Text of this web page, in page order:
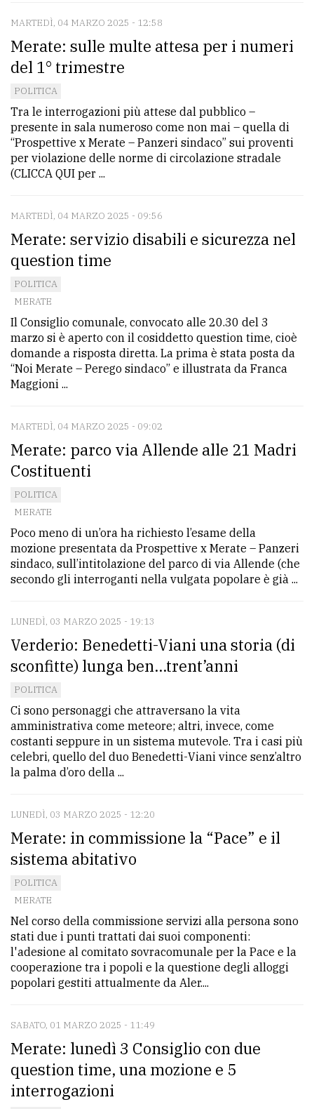
MARTEDÌ, 04 MARZO 2025 - 12:58
Merate: sulle multe attesa per i numeri
del 1° trimestre
POLITICA
Tra le interrogazioni più attese dal pubblico –
presente in sala numeroso come non mai – quella di
“Prospettive x Merate – Panzeri sindaco” sui proventi
per violazione delle norme di circolazione stradale
(CLICCA QUI per ...
MARTEDÌ, 04 MARZO 2025 - 09:56
Merate: servizio disabili e sicurezza nel
question time
POLITICA
MERATE
Il Consiglio comunale, convocato alle 20.30 del 3
marzo si è aperto con il cosiddetto question time, cioè
domande a risposta diretta. La prima è stata posta da
“Noi Merate – Perego sindaco” e illustrata da Franca
Maggioni ...
MARTEDÌ, 04 MARZO 2025 - 09:02
Merate: parco via Allende alle 21 Madri
Costituenti
POLITICA
MERATE
Poco meno di un’ora ha richiesto l’esame della
mozione presentata da Prospettive x Merate – Panzeri
sindaco, sull’intitolazione del parco di via Allende (che
secondo gli interroganti nella vulgata popolare è già ...
LUNEDÌ, 03 MARZO 2025 - 19:13
Verderio: Benedetti-Viani una storia (di
sconfitte) lunga ben...trent’anni
POLITICA
Ci sono personaggi che attraversano la vita
amministrativa come meteore; altri, invece, come
costanti seppure in un sistema mutevole. Tra i casi più
celebri, quello del duo Benedetti-Viani vince senz’altro
la palma d’oro della ...
LUNEDÌ, 03 MARZO 2025 - 12:20
Merate: in commissione la “Pace” e il
sistema abitativo
POLITICA
MERATE
Nel corso della commissione servizi alla persona sono
stati due i punti trattati dai suoi componenti:
l'adesione al comitato sovracomunale per la Pace e la
cooperazione tra i popoli e la questione degli alloggi
popolari gestiti attualmente da Aler....
SABATO, 01 MARZO 2025 - 11:49
Merate: lunedì 3 Consiglio con due
question time, una mozione e 5
interrogazioni